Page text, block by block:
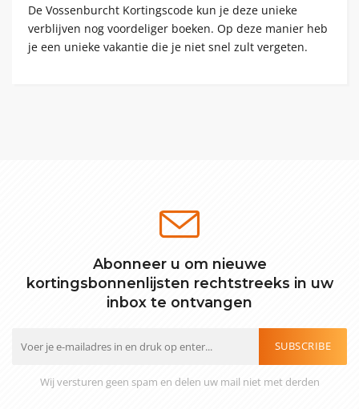
De Vossenburcht Kortingscode kun je deze unieke
verblijven nog voordeliger boeken. Op deze manier heb
je een unieke vakantie die je niet snel zult vergeten.
Abonneer u om nieuwe
kortingsbonnenlijsten rechtstreeks in uw
inbox te ontvangen
SUBSCRIBE
Wij versturen geen spam en delen uw mail niet met derden